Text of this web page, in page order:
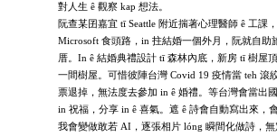
對人生 ê 觀察 kap 想法。
阮查某囝嘉宜 tī Seattle 附近揣著心理醫師 ê 工課
Microsoft 食頭路，in 拄結婚一個外月，阮就自助
厝。In ê 結婚典禮設計 tī 森林內底，新房 tī 樹屋
一間樹屋。可惜彼陣台灣 Covid 19 疫情當 teh 滾
票退掉，無法度去參加 in ê 婚禮。等台灣會當出
in 祝福，分享 in ê 喜氣。遮 ê 詩會自動寫出來，
我會變做敢若 AI，逐張相片 lóng 瞬間化做詩，無